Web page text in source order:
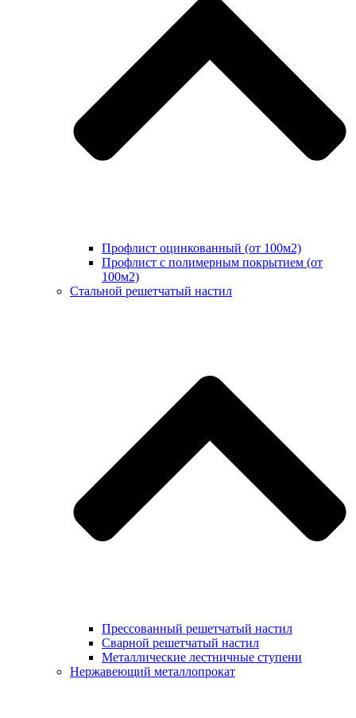
Профлист оцинкованный (от 100м2)
Профлист с полимерным покрытием (от
100м2)
Стальной решетчатый настил
Прессованный решетчатый настил
Сварной решетчатый настил
Металлические лестничные ступени
Нержавеющий металлопрокат